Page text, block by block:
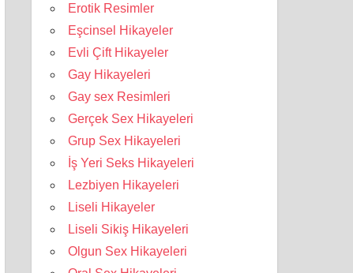
Erotik Resimler
Eşcinsel Hikayeler
Evli Çift Hikayeler
Gay Hikayeleri
Gay sex Resimleri
Gerçek Sex Hikayeleri
Grup Sex Hikayeleri
İş Yeri Seks Hikayeleri
Lezbiyen Hikayeleri
Liseli Hikayeler
Liseli Sikiş Hikayeleri
Olgun Sex Hikayeleri